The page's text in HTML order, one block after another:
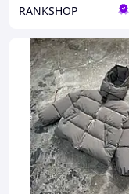
RANKSHOP